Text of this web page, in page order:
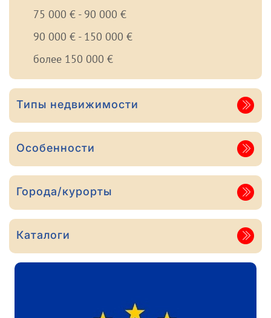
75 000 € - 90 000 €
90 000 € - 150 000 €
более 150 000 €
Типы недвижимости
Особенности
Города/курорты
Каталоги